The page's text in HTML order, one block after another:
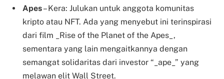
Apes– Kera: Julukan untuk anggota komunitas
kripto atau NFT. Ada yang menyebut ini terinspirasi
dari film _Rise of the Planet of the Apes_,
sementara yang lain mengaitkannya dengan
semangat solidaritas dari investor “_ape_” yang
melawan elit Wall Street.